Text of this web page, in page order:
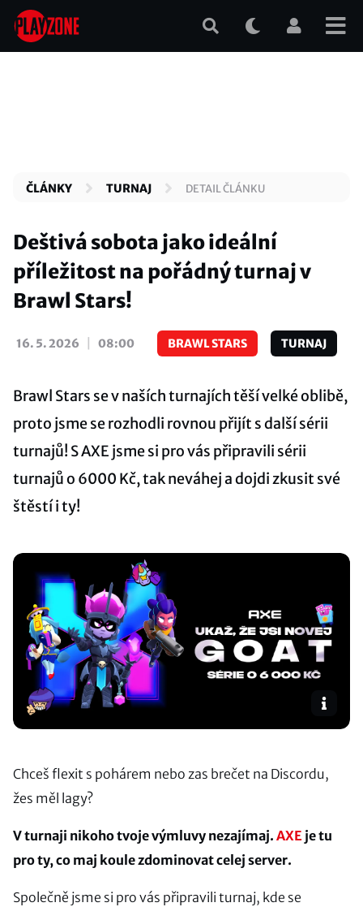
Přejít
hlavnímu
ČLÁNKY TURNAJ DETAIL ČLÁNKU
Deštivá sobota jako ideální
příležitost na pořádný turnaj v
Brawl Stars!
16. 5. 2026 08:00 BRAWL STARS TURNAJ
Brawl Stars se v naších turnajích těší velké oblibě,
proto jsme se rozhodli rovnou přijít s další sérii
turnajů! S AXE jsme si pro vás připravili sérii
turnajů o 6000 Kč, tak neváhej a dojdi zkusit své
štěstí i ty!
Chceš flexit s pohárem nebo zas brečet na Discordu,
žes měl lagy?
V turnaji nikoho tvoje výmluvy nezajímaj. AXE je tu
pro ty, co maj koule zdominovat celej server.
Společně jsme si pro vás připravili turnaj, kde se